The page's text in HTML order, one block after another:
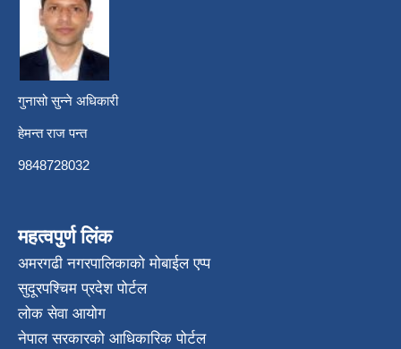
गुनासो सुन्ने अधिकारी
हेमन्त राज पन्त
9848728032
महत्वपुर्ण लिंक
अमरगढी नगरपालिकाको मोबाईल एप्प
सुदूरपश्चिम प्रदेश पोर्टल
लोक सेवा आयोग
नेपाल सरकारको आधिकारिक पोर्टल